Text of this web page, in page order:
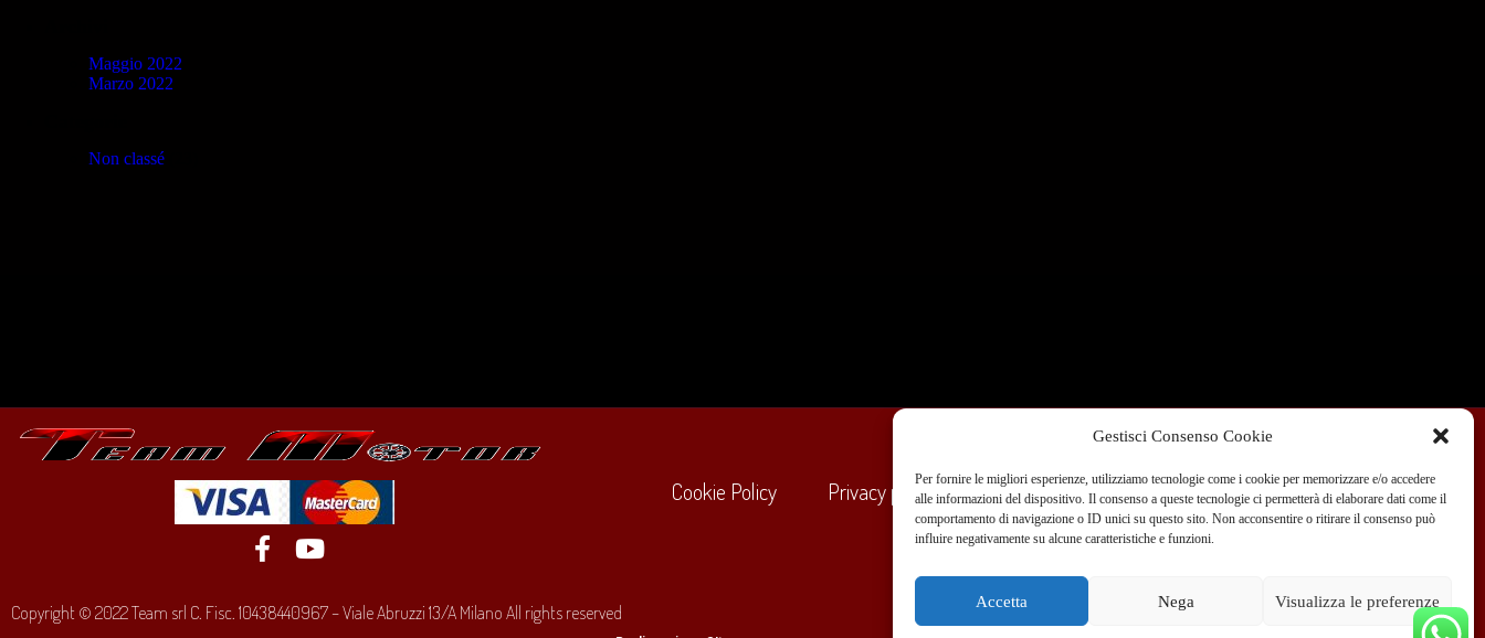
Gestisci Consenso Cookie
Per fornire le migliori esperienze, utilizziamo tecnologie come i cookie per memorizzare e/o accedere
alle informazioni del dispositivo. Il consenso a queste tecnologie ci permetterà di elaborare dati come il
comportamento di navigazione o ID unici su questo sito. Non acconsentire o ritirare il consenso può
influire negativamente su alcune caratteristiche e funzioni.
Accetta Nega Visualizza le preferenze
Maggio 2022
Marzo 2022
Non classé
Cookie Policy Privacy policy Condizioni di Vendita Dove siamo Blog
Copyright © 2022 Team srl C. Fisc. 10438440967 – Viale Abruzzi 13/A Milano All rights reserved
+39 351 970 89 33
info@teammotor.it
Officina: Cadelbosco Di Sopra Via G. Verga 6A